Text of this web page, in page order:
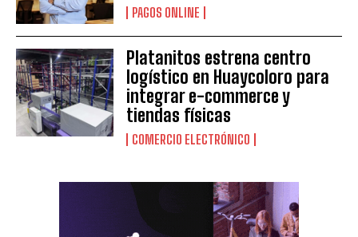
PAGOS ONLINE
Platanitos estrena centro
logístico en Huaycoloro para
integrar e-commerce y
tiendas físicas
COMERCIO ELECTRÓNICO